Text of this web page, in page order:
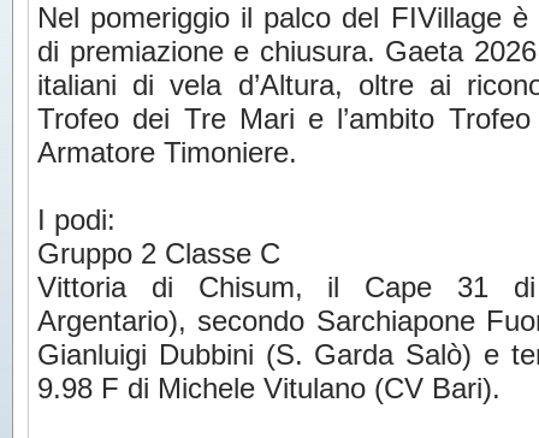
Nel pomeriggio il palco del FIVillage
di premiazione e chiusura. Gaeta
italiani di vela d’Altura, oltre ai
Trofeo dei Tre Mari e l’ambito
Armatore Timoniere.
I podi:
Gruppo 2 Classe C
Vittoria di Chisum, il Cape 31 di
Argentario), secondo Sarchiapone
Gianluigi Dubbini (S. Garda Salò) e
9.98 F di Michele Vitulano (CV Bari).